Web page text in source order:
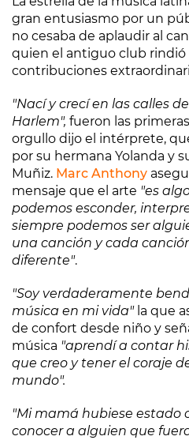
gran entusiasmo por un
no cesaba de aplaudir al
quien el antiguo club
contribuciones
"Nací y crecí en las calles
Harlem", fueron las
orgullo dijo el intérprete,
por su hermana Yolanda y
Muñiz. Marc Anthony
mensaje que el arte "es
podemos esconder,
siempre podemos ser
una canción y cada
diferente".
"Soy verdaderamente
música en mi vida"la que
de confort desde niño y
música "aprendí a contar
que creo y tener el coraje
mundo".
"Mi mamá hubiese estado
conocer a alguien que